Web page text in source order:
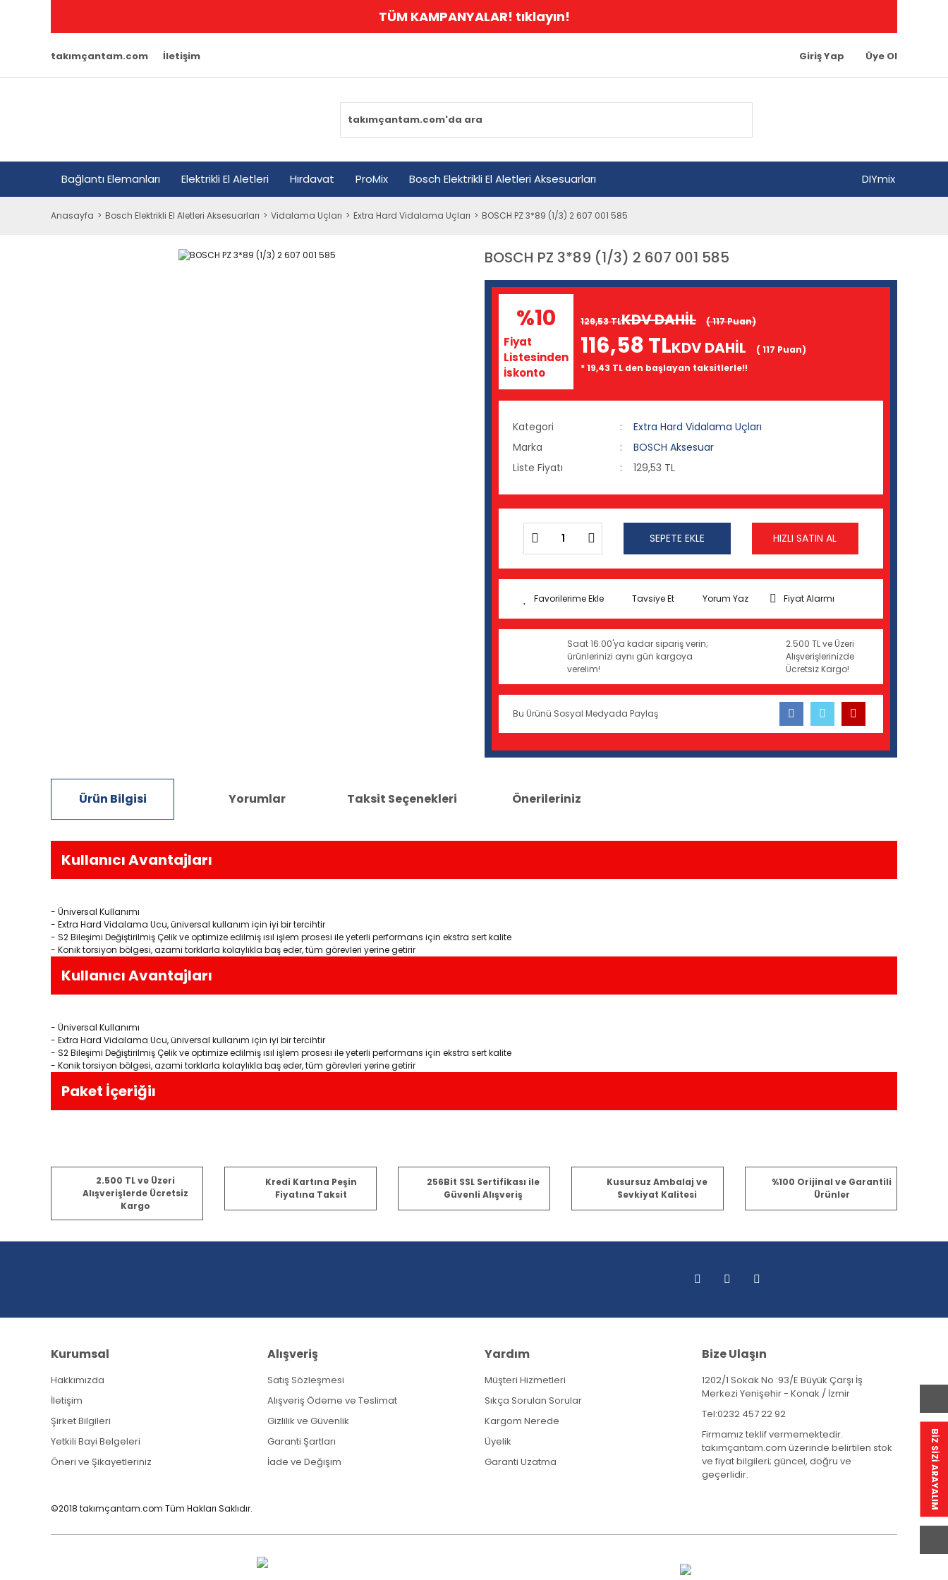
TÜM KAMPANYALAR! tıklayın!
takımçantam.com İletişim Giriş Yap Üye Ol
Bağlantı Elemanları Elektrikli El Aletleri Hırdavat ProMix Bosch Elektrikli El Aletleri Aksesuarları DIYmix
Anasayfa Bosch Elektrikli El Aletleri Aksesuarları Vidalama Uçları Extra Hard Vidalama Uçları BOSCH PZ 3*89 (1/3) 2 607 001 585
BOSCH PZ 3*89 (1/3) 2 607 001 585
%10
Fiyat
Listesinden
İskonto
129,53 TLKDV DAHİL ( 117 Puan)
116,58 TLKDV DAHİL
( 117 Puan)
* 19,43 TL den başlayan taksitlerle!!
Kategori
Extra Hard Vidalama Uçları
Marka
BOSCH Aksesuar
Liste Fiyatı
129,53 TL
SEPETE EKLE HIZLI SATIN AL
Tavsiye Et Yorum Yaz Fiyat Alarmı
Saat 16:00'ya kadar sipariş verin;
ürünlerinizi aynı gün kargoya
verelim!
2.500 TL ve Üzeri
Alışverişlerinizde
Ücretsiz Kargo!
Bu Ürünü Sosyal Medyada Paylaş
Ürün Bilgisi Yorumlar Taksit Seçenekleri Önerileriniz
Kullanıcı Avantajları
- Üniversal Kullanımı
- Extra Hard Vidalama Ucu, üniversal kullanım için iyi bir tercihtir
- S2 Bileşimi Değiştirilmiş Çelik ve optimize edilmiş ısıl işlem prosesi ile yeterli performans için ekstra sert kalite
- Konik torsiyon bölgesi, azami torklarla kolaylıkla baş eder, tüm görevleri yerine getirir
Kullanıcı Avantajları
- Üniversal Kullanımı
- Extra Hard Vidalama Ucu, üniversal kullanım için iyi bir tercihtir
- S2 Bileşimi Değiştirilmiş Çelik ve optimize edilmiş ısıl işlem prosesi ile yeterli performans için ekstra sert kalite
- Konik torsiyon bölgesi, azami torklarla kolaylıkla baş eder, tüm görevleri yerine getirir
Paket İçeriğiı
Bu ürüne ilk yorumu siz yapın!
Bu ürünün fiyat bilgisi, resim, ürün açıklamalarında ve diğer konularda yetersiz gördüğünüz noktaları öneri formunu kullanarak tarafımıza iletebilirsiniz.
Görüş ve önerileriniz için teşekkür ederiz.
Ürün resmi kalitesiz, bozuk veya görüntülenemiyor.
Ürün açıklamasında eksik bilgiler bulunuyor.
2.500 TL ve Üzeri
Alışverişlerde Ücretsiz
Kargo
Kredi Kartına Peşin
Fiyatına Taksit
256Bit SSL Sertifikası ile
Güvenli Alışveriş
Kusursuz Ambalaj ve
Sevkiyat Kalitesi
%100 Orijinal ve Garantili
Ürünler
Kurumsal
Hakkımızda
İletişim
Şirket Bilgileri
Yetkili Bayi Belgeleri
Öneri ve Şikayetleriniz
Alışveriş
Satış Sözleşmesi
Alışveriş Ödeme ve Teslimat
Gizlilik ve Güvenlik
Garanti Şartları
İade ve Değişim
Yardım
Müşteri Hizmetleri
Sıkça Sorulan Sorular
Kargom Nerede
Üyelik
Garanti Uzatma
Bize Ulaşın
1202/1 Sokak No :93/E Büyük Çarşı İş
Merkezi Yenişehir - Konak / İzmir
Tel:0232 457 22 92
Firmamız teklif vermemektedir.
takımçantam.com üzerinde belirtilen stok
ve fiyat bilgileri; güncel, doğru ve
geçerlidir.
©2018 takımçantam.com Tüm Hakları Saklıdır. BİZ SİZİ ARAYALIM